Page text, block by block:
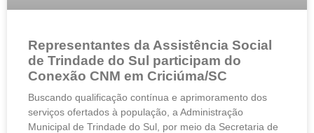
Representantes da Assistência Social
de Trindade do Sul participam do
Conexão CNM em Criciúma/SC
Buscando qualificação contínua e aprimoramento dos
serviços ofertados à população, a Administração
Municipal de Trindade do Sul, por meio da Secretaria de